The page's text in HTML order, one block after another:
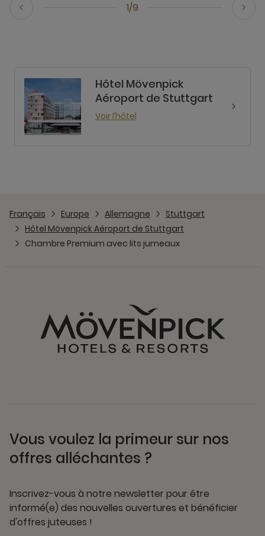
1/9
Hôtel Mövenpick
Aéroport de Stuttgart
Voir l’hôtel
Français Europe Allemagne
Stuttgart
Hôtel Mövenpick Aéroport de Stuttgart
Chambre Premium avec lits jumeaux
Vous voulez la primeur sur nos
offres alléchantes ?
Inscrivez-vous à notre newsletter pour être
informé(e) des nouvelles ouvertures et bénéficier
d'offres juteuses !